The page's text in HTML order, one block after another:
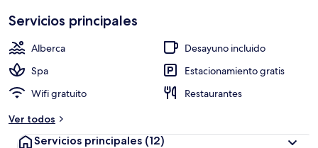
Servicios principales
Alberca
Desayuno incluido
Spa
Estacionamiento gratis
Wifi gratuito
Restaurantes
Ver todos
Servicios principales (12)